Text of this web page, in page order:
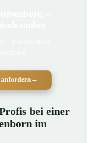
anfordern→
bei einer
im